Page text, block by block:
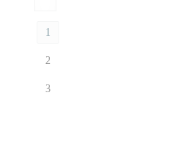
1
2
3